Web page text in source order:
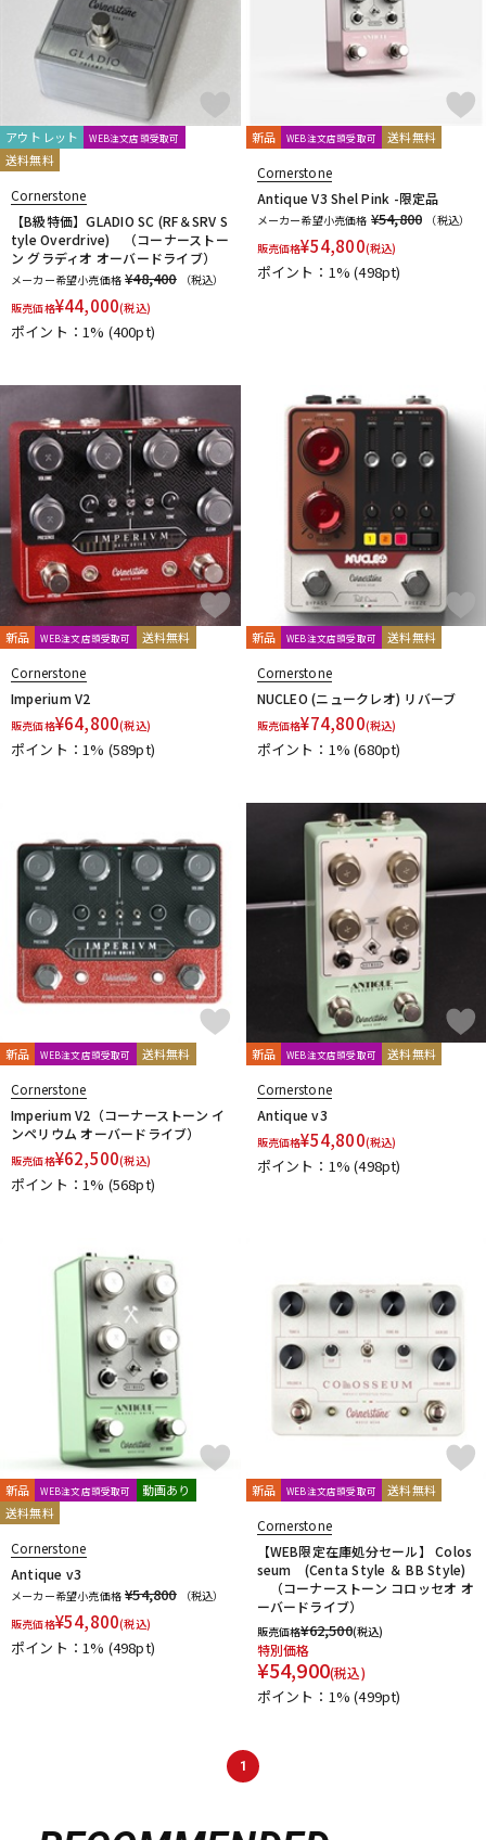
中古 ヴィンテージ
アウトレット WEB注文店頭受取可
送料無料
Cornerstone
【B級特価】GLADIO SC (RF＆SRV S
tyle Overdrive) （コーナーストー
ン グラディオ オーバードライブ）
メーカー希望小売価格 ¥48,400
（税込）
販売価格¥44,000(税込)
ポイント：1% (400pt)
新品 WEB注文店頭受取可 送料無料
Cornerstone
Antique V3 Shel Pink -限定品
メーカー希望小売価格 ¥54,800
（税込）
販売価格¥54,800(税込)
ポイント：1%(498pt)
新品 WEB注文店頭受取可 送料無料
Cornerstone
Imperium V2
販売価格¥64,800(税込)
ポイント：1% (589pt)
新品 WEB注文店頭受取可 送料無料
Cornerstone
NUCLEO (ニュークレオ) リバーブ
販売価格¥74,800(税込)
ポイント：1%(680pt)
新品 WEB注文店頭受取可 送料無料
Cornerstone
Imperium V2（コーナーストーン イ
ンペリウム オーバードライブ）
販売価格¥62,500(税込)
ポイント：1% (568pt)
新品 WEB注文店頭受取可 送料無料
Cornerstone
Antique v3
販売価格¥54,800(税込)
ポイント：1%(498pt)
新品 WEB注文店頭受取可
動画あり
送料無料
Cornerstone
Antique v3
メーカー希望小売価格 ¥54,800
（税込）
販売価格¥54,800(税込)
ポイント：1% (498pt)
新品 WEB注文店頭受取可 送料無料
Cornerstone
【WEB限定在庫処分セール】 Colos
seum (Centa Style ＆ BB Style)
（コーナーストーン コロッセオ オ
ーバードライブ）
販売価格¥62,500(税込)
特別価格
¥54,900(税込)
ポイント：1%(499pt)
1